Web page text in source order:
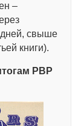
–
свыше
книги).
РВР